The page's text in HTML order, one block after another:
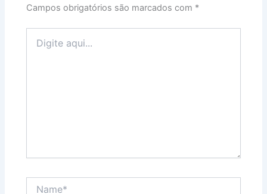
Campos obrigatórios são marcados com *
aqui...